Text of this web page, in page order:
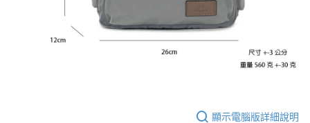
顯示電腦版詳細說明